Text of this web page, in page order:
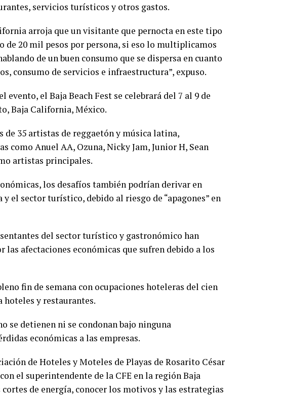
servicios turísticos y otros gastos.
arroja que un visitante que pernocta en este tipo
de 20 mil pesos por persona, si eso lo multiplicamos
de un buen consumo que se dispersa en cuanto
consumo de servicios e infraestructura”, expuso.
el Baja Beach Fest se celebrará del 7 al 9 de
Baja California, México.
de 35 artistas de reggaetón y música latina,
como Anuel AA, Ozuna, Nicky Jam, Junior H, Sean
artistas principales.
los desafíos también podrían derivar en
el sector turístico, debido al riesgo de “apagones” en
del sector turístico y gastronómico han
las afectaciones económicas que sufren debido a los
fin de semana con ocupaciones hoteleras del cien
hoteles y restaurantes.
se detienen ni se condonan bajo ninguna
económicas a las empresas.
de Hoteles y Moteles de Playas de Rosarito César
el superintendente de la CFE en la región Baja
de energía, conocer los motivos y las estrategias